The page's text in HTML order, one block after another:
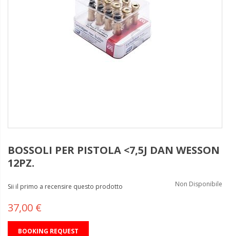
BOSSOLI PER PISTOLA <7,5J DAN WESSON
12PZ.
Non Disponibile
Sii il primo a recensire questo prodotto
37,00 €
BOOKING REQUEST